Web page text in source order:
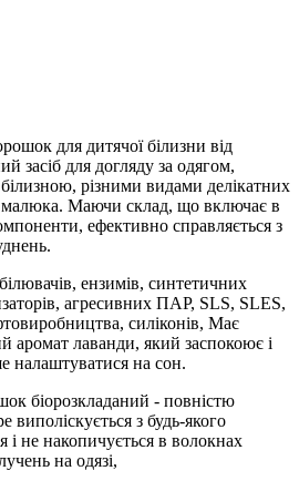
для дитячої білизни від
засіб для догляду за одягом,
різними видами делікатних
Маючи склад, що включає в
ефективно справляється з
ензимів, синтетичних
агресивних ПАР, SLS, SLES,
силіконів, Має
аромат лаванди, який заспокоює і
налаштуватися на сон.
біорозкладаний - повністю
виполіскується з будь-якого
і не накопичується в волокнах
на одязі,